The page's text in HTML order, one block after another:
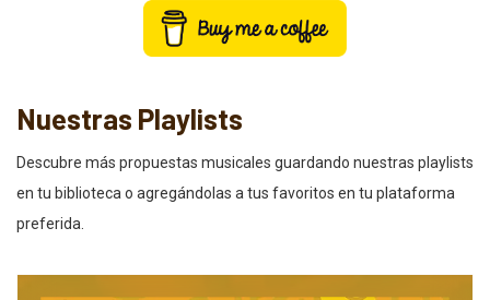
Nuestras Playlists
Descubre más propuestas musicales guardando nuestras playlists
en tu biblioteca o agregándolas a tus favoritos en tu plataforma
preferida.